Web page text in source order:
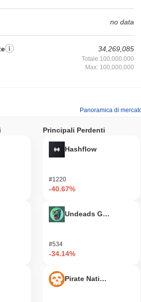
no data
34,269,085
Totale:100,000,000
Max: 100,000,000
Panoramica di
Principali Perdenti
Hashflow
#1220
-40.67%
Undeads Games
#534
-34.14%
Pirate Nation Token